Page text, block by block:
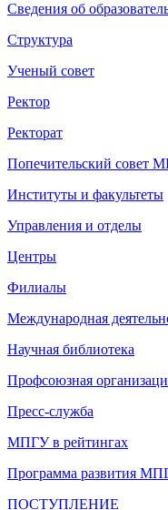
Сведения об
Структура
Ученый совет
Ректор
Ректорат
Попечительский совет
Институты и факультеты
Управления и отделы
Центры
Филиалы
Международная
Научная библиотека
Профсоюзная
Пресс-служба
МПГУ в рейтингах
Программа развития
ПОСТУПЛЕНИЕ